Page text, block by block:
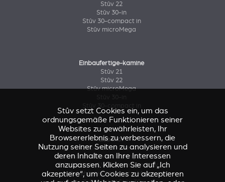
Stûv 22
Stûv 30-in
Stûv 30-compact in
Stûv microMega
Einbaufertige-kamine
Stûv 21
Stûv 22
Stûv microMega
Zubehör
Zubehörteil Stûv 16
Zubehörteile & Verkleidungen Stûv 21
Zubehörteile & Verkleidungen Stûv 21
Zubehörteil Stûv microMega
Stûv setzt Cookies ein, um das
ordnungsgemäße Funktionieren seiner
Websites zu gewährleisten, Ihr
Browsererlebnis zu verbessern, die
Nutzung seiner Seiten zu analysieren und
deren Inhalte an Ihre Interessen
anzupassen. Klicken Sie auf „Ich
akzeptiere“, um Cookies zu akzeptieren